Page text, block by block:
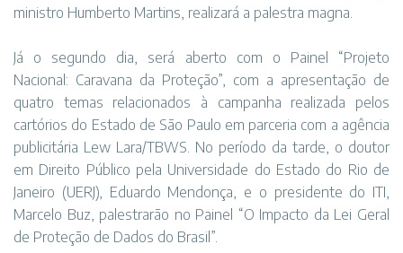
ministro Humberto Martins, realizará a palestra magna.
Já o segundo dia, será aberto com o Painel “Projeto
Nacional: Caravana da Proteção”, com a apresentação de
quatro temas relacionados à campanha realizada pelos
cartórios do Estado de São Paulo em parceria com a agência
publicitária Lew Lara/TBWS. No período da tarde, o doutor
em Direito Público pela Universidade do Estado do Rio de
Janeiro (UERJ), Eduardo Mendonça, e o presidente do ITI,
Marcelo Buz, palestrarão no Painel “O Impacto da Lei Geral
de Proteção de Dados do Brasil”.